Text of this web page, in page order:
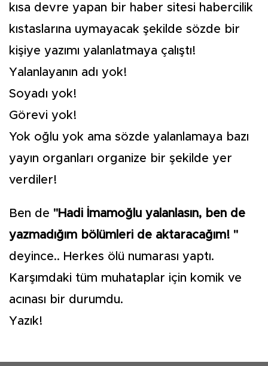
kısa devre yapan bir haber sitesi habercilik
kıstaslarına uymayacak şekilde sözde bir
kişiye yazımı yalanlatmaya çalıştı!
Yalanlayanın adı yok!
Soyadı yok!
Görevi yok!
Yok oğlu yok ama sözde yalanlamaya bazı
yayın organları organize bir şekilde yer
verdiler!
Ben de "Hadi İmamoğlu yalanlasın, ben de
yazmadığım bölümleri de aktaracağım! "
deyince.. Herkes ölü numarası yaptı.
Karşımdaki tüm muhataplar için komik ve
acınası bir durumdu.
Yazık!